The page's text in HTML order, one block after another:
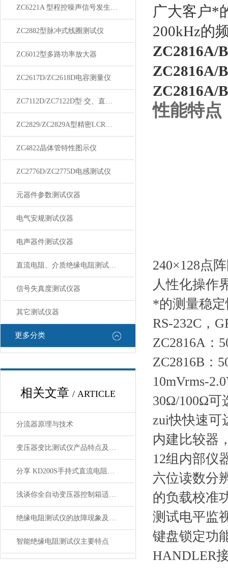
ZC6221A 型程控噪声信号发生器/滤波器
ZC2882型脉冲式线圈测试仪
ZC6012型多路功率放大器
ZC2617D/ZC2618D电容测量仪
ZC7112D/ZC7122D型 交、直流耐压绝缘测试仪
ZC2829/ZC2829A型精密LCR数字电桥
ZC4822晶体管特性图示仪
ZC2776D/ZC2775D电感测试仪
元器件参数测试仪器
电气安规测试仪器
电声器件测试仪器
直流电阻、介质绝缘电阻测试仪器
信号失真度测试仪器
其它测试仪器
更多分类
相关文章 / ARTICLE
分流器原理与技术
变压器变比测试仪产品特点及相关参数
分享 KD200S手持式直流电阻测试仪 功能特点
浅谈你全自动变压器控制箱适用范围产品特性
绝缘电阻测试仪的故障现象及排除方法如下
智能绝缘电阻测试仪主要特点
广大客户*
200kHz的
ZC2816A/
ZC2816A/
ZC2816A/
性能特点
240×128点
人性化操作
*的测量稳
RS-232C，
ZC2816A：
ZC2816B：
10mVrms-
30Ω/100Ω可
zui快快速可
内建比较器
12组内部仪
六位读数分
的负载校准
测试电平监
键盘锁定功
HANDLER